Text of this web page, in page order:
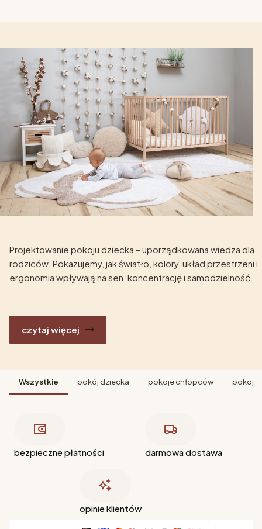
Projektowanie pokoju dziecka – uporządkowana wiedza dla
rodziców. Pokazujemy, jak światło, kolory, układ przestrzeni i
ergonomia wpływają na sen, koncentrację i samodzielność.
czytaj więcej
Wszystkie pokój dziecka pokoje chłopców pokoje
bezpieczne płatności darmowa dostawa
opinie klientów